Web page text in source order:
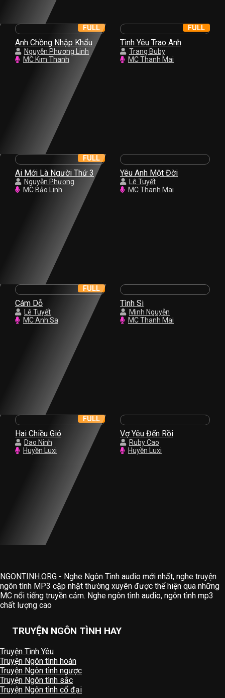
Anh Chồng Nhập Khẩu
Nguyễn Phương Linh
MC Kim Thanh
FULL
Tình Yêu Trao Anh
Trang Buby
MC Thanh Mai
FULL
Ai Mới Là Người Thứ 3
Nguyễn Phương
MC Bảo Linh
FULL
Yêu Anh Một Đời
Lê Tuyết
MC Thanh Mai
Cám Dỗ
Lê Tuyết
MC Anh Sa
FULL
Tình Si
Minh Nguyễn
MC Thanh Mai
Hai Chiều Gió
Dao Ninh
Huyền Luxi
FULL
Vợ Yêu Đến Rồi
Ruby Cao
Huyền Luxi
NGONTINH.ORG - Nghe Ngôn Tình audio mới nhất, nghe truyện
ngôn tình MP3 cập nhật thường xuyên được thể hiện qua những
MC nổi tiếng truyền cảm. Nghe ngôn tình audio, ngôn tình mp3
chất lượng cao
TRUYỆN NGÔN TÌNH HAY
Truyện Tình Yêu
Truyện Ngôn tình hoàn
Truyện Ngôn tình ngược
Truyện Ngôn tình sắc
Truyện Ngôn tình cổ đại